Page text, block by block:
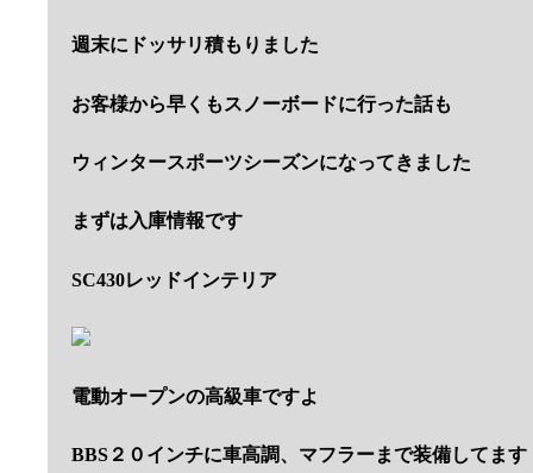
週末にドッサリ積もりました
お客様から早くもスノーボードに行った話も
ウィンタースポーツシーズンになってきました
まずは入庫情報です
SC430レッドインテリア
電動オープンの高級車ですよ
BBS２０インチに車高調、マフラーまで装備してます